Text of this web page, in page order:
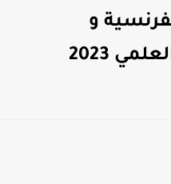
و
2023